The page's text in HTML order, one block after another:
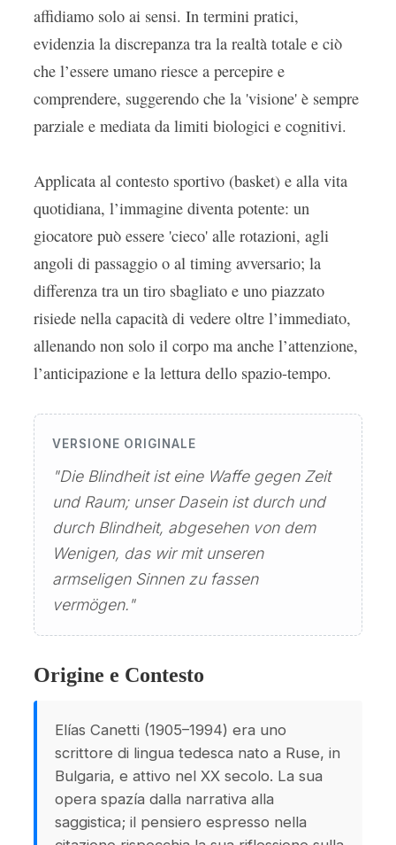
affidiamo solo ai sensi. In termini pratici,
evidenzia la discrepanza tra la realtà totale e ciò
che l’essere umano riesce a percepire e
comprendere, suggerendo che la 'visione' è sempre
parziale e mediata da limiti biologici e cognitivi.
Applicata al contesto sportivo (basket) e alla vita
quotidiana, l’immagine diventa potente: un
giocatore può essere 'cieco' alle rotazioni, agli
angoli di passaggio o al timing avversario; la
differenza tra un tiro sbagliato e uno piazzato
risiede nella capacità di vedere oltre l’immediato,
allenando non solo il corpo ma anche l’attenzione,
l’anticipazione e la lettura dello spazio-tempo.
VERSIONE ORIGINALE
"Die Blindheit ist eine Waffe gegen Zeit
und Raum; unser Dasein ist durch und
durch Blindheit, abgesehen von dem
Wenigen, das wir mit unseren
armseligen Sinnen zu fassen
vermögen."
Origine e Contesto
Elías Canetti (1905–1994) era uno
scrittore di lingua tedesca nato a Ruse, in
Bulgaria, e attivo nel XX secolo. La sua
opera spazía dalla narrativa alla
saggistica; il pensiero espresso nella